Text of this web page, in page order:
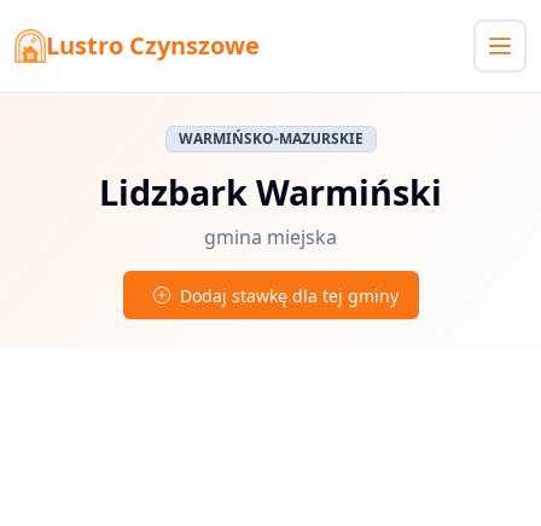
Lustro Czynszowe
WARMIŃSKO-MAZURSKIE
Lidzbark Warmiński
gmina miejska
Dodaj stawkę dla tej gminy